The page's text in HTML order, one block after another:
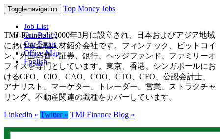
Toggle navigation Top Money Jobs
Job List
Our Policy
Our Focus
Office Map
English
TMJ-Partnersは2000年3月に設立され、日本およびアジア地域
における金融人材紹介会社です。フィンテック、ビットコイ
ン、外国為替、証券、銀行、ヘッジファンド、ファミリーオ
フィスを専門としています。東京、香港、シンガポールにお
けるCEO、CIO、CAO、COO、CTO、CFO、公認会計士、
アナリスト、マーケター、トレーダー、営業、ストラクチャ
リング、不動産関連の職種をカバーしています。
LinkedIn » Twitter » TMJ Finance Blog »